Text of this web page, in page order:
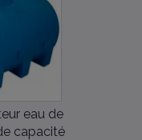
eau de
capacité